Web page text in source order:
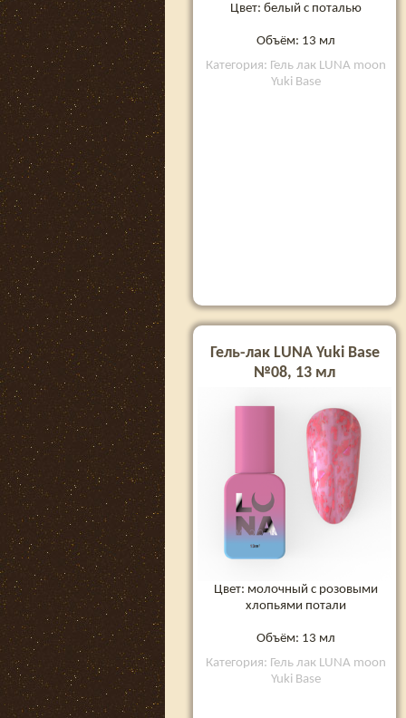
Цвет: белый с поталью
Объём: 13 мл
Категория: Гель лак LUNA moon
Yuki Base
Гель-лак LUNA Yuki Base
№08, 13 мл
Цвет: молочный с розовыми
хлопьями потали
Объём: 13 мл
Категория: Гель лак LUNA moon
Yuki Base